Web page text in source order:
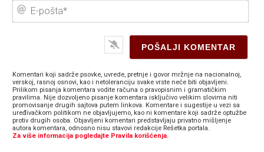
E-
Komentari koji sadrže psovke, uvrede, pretnje i govor mržnje na nacionalnoj,
verskoj, rasnoj osnovi, kao i netoleranciju svake vrste neće biti objavljeni.
Prilikom pisanja komentara vodite računa o pravopisnim i gramatičkim
pravilima. Nije dozvoljeno pisanje komentara isključivo velikim slovima niti
promovisanje drugih sajtova putem linkova. Komentare i sugestije u vezi sa
uređivačkom politikom ne objavljujemo, kao ni komentare koji sadrže optužbe
protiv drugih osoba. Objavljeni komentari predstavljaju privatno mišljenje
autora komentara, odnosno nisu stavovi redakcije Rešetka portala.
Za više informacija pogledajte Pravila korišćenja.